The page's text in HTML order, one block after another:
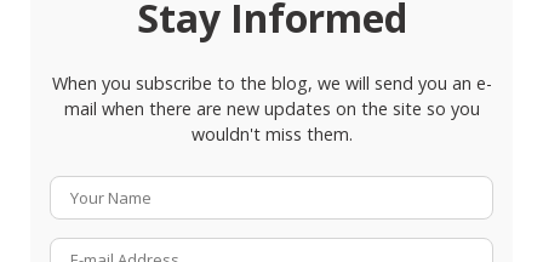
Stay Informed
When you subscribe to the blog, we will send you an e-
mail when there are new updates on the site so you
wouldn't miss them.
Name